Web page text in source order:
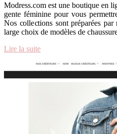
Modress.com est une boutique en
gente féminine pour vous
Nos collections sont préparées
large choix de modèles de
Lire la suite